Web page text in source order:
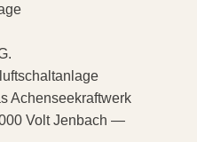
Achenseekraftwerk
Volt Jenbach —